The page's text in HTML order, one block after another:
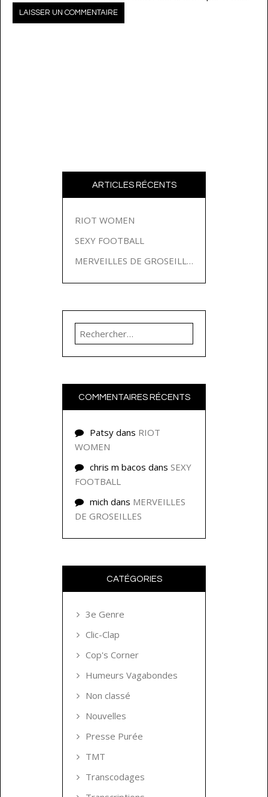
ARTICLES RÉCENTS
RIOT WOMEN
SEXY FOOTBALL
MERVEILLES DE GROSEILLES
Rechercher :
COMMENTAIRES RÉCENTS
Patsy dans RIOT
WOMEN
chris m bacos dans SEXY
FOOTBALL
mich dans MERVEILLES
DE GROSEILLES
CATÉGORIES
3e Genre
Clic-Clap
Cop's Corner
Humeurs Vagabondes
Non classé
Nouvelles
Presse Purée
TMT
Transcodages